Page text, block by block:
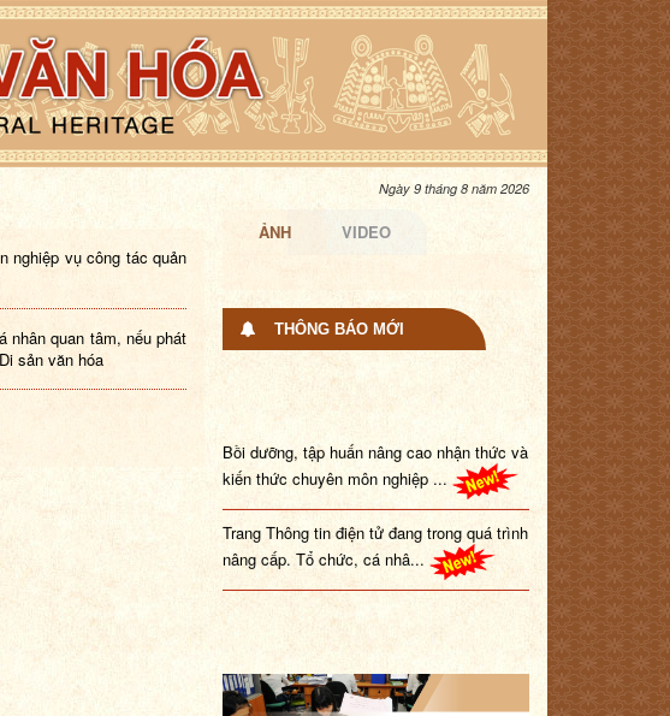
Ngày 9 tháng 8 năm 2026
nghiệp vụ công tác quản
nhân quan tâm, nếu phát
sản văn hóa
ẢNH VIDEO
THÔNG BÁO MỚI
Bồi dưỡng, tập huấn nâng cao nhận thức và
kiến thức chuyên môn nghiệp ...
Trang Thông tin điện tử đang trong quá trình
nâng cấp. Tổ chức, cá nhâ...